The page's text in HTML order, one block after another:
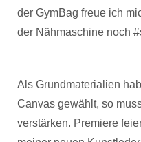
der GymBag freue ich
der Nähmaschine noch
Als Grundmaterialien
Canvas gewählt, so
verstärken. Premiere